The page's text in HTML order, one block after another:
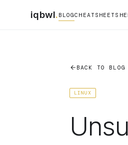
iqbwl. BLOGCHEATSHEETS
BACK TO BLOG
LINUX